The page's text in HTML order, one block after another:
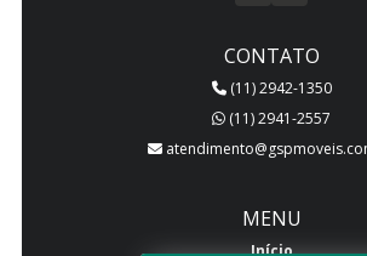
CONTATO
(11) 2942-1350
(11) 2941-2557
MENU
Início